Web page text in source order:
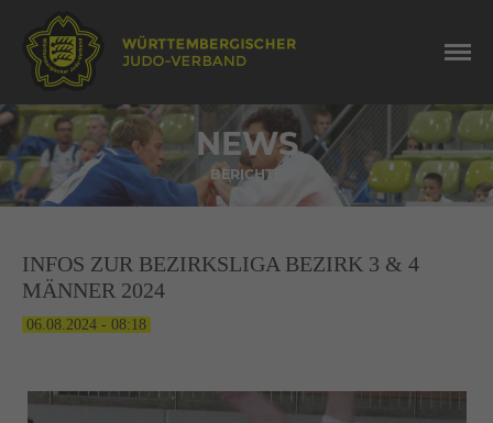
NEWS
BERICHTE
INFOS ZUR BEZIRKSLIGA BEZIRK 3 & 4
MÄNNER 2024
06.08.2024 - 08:18